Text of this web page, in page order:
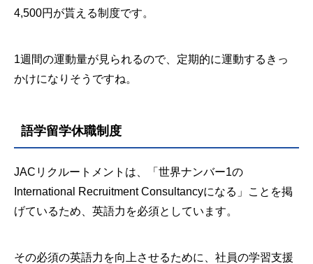
4,500円が貰える制度です。
1週間の運動量が見られるので、定期的に運動するきっ
かけになりそうですね。
語学留学休職制度
JACリクルートメントは、「世界ナンバー1の
International Recruitment Consultancyになる」ことを掲
げているため、英語力を必須としています。
その必須の英語力を向上させるために、社員の学習支援